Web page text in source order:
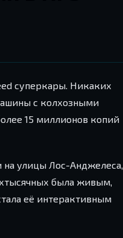
суперкары. Никаких
с колхозными
15 миллионов копий
на улицы Лос-Анджелеса,
была живым,
её интерактивным